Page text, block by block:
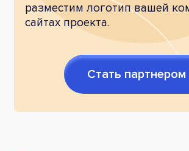
разместим логотип вашей
сайтах проекта.
Стать партнером